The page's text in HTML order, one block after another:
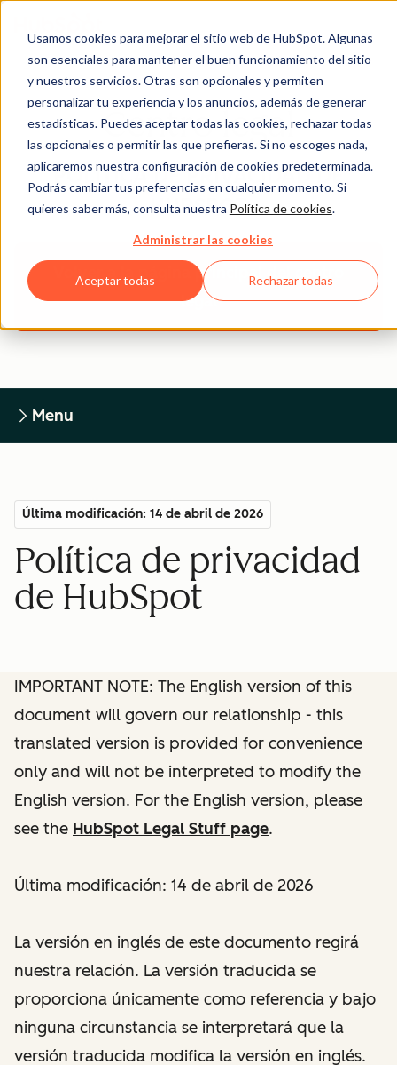
Usamos cookies para mejorar el sitio web de HubSpot. Algunas
son esenciales para mantener el buen funcionamiento del sitio
y nuestros servicios. Otras son opcionales y permiten
personalizar tu experiencia y los anuncios, además de generar
estadísticas. Puedes aceptar todas las cookies, rechazar todas
las opcionales o permitir las que prefieras. Si no escoges nada,
aplicaremos nuestra configuración de cookies predeterminada.
Podrás cambiar tus preferencias en cualquier momento. Si
quieres saber más, consulta nuestra Política de cookies.
Administrar las cookies
Aceptar todas Rechazar todas
Centro legal
POLÍTICA DE PRIVACIDAD DE
HUBSPOT
Volver a la página principal del centro
legal
Menu
Última modificación: 14 de abril de 2026
Política de privacidad
de HubSpot
IMPORTANT NOTE: The English version of this
document will govern our relationship - this
translated version is provided for convenience
only and will not be interpreted to modify the
English version. For the English version, please
see the HubSpot Legal Stuff page.
Última modificación: 14 de abril de 2026
La versión en inglés de este documento regirá
nuestra relación. La versión traducida se
proporciona únicamente como referencia y bajo
ninguna circunstancia se interpretará que la
versión traducida modifica la versión en inglés.